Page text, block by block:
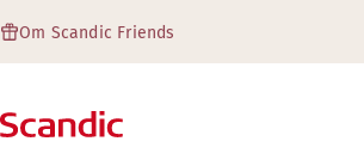
Om Scandic Friends